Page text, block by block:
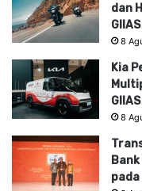
dan
8
Kia
8
pada